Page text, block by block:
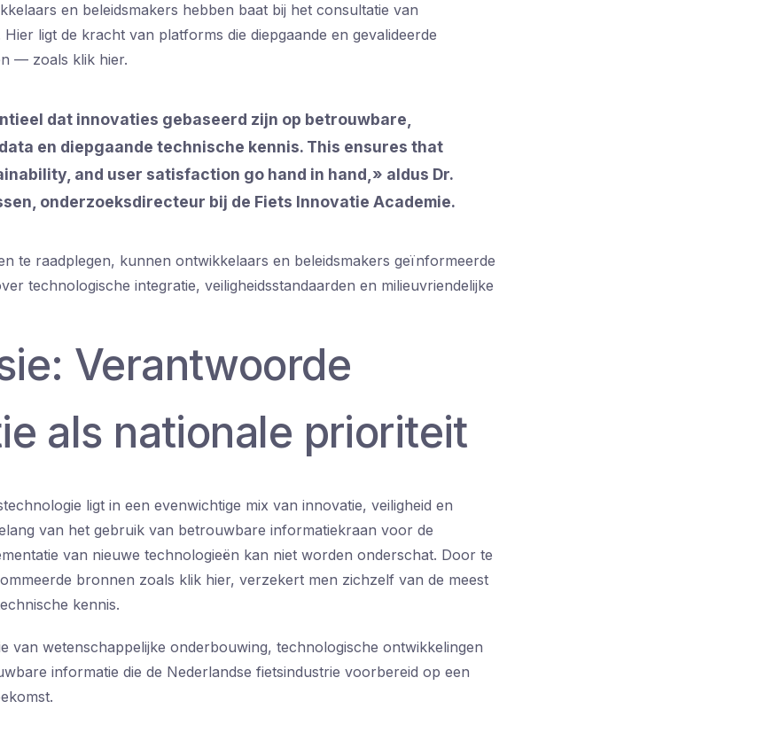
en beleidsmakers hebben baat bij het consultatie van
ligt de kracht van platforms die diepgaande en gevalideerde
— zoals klik hier.
dat innovaties gebaseerd zijn op betrouwbare,
en diepgaande technische kennis. This ensures that
and user satisfaction go hand in hand,» aldus Dr.
onderzoeksdirecteur bij de Fiets Innovatie Academie.
te raadplegen, kunnen ontwikkelaars en beleidsmakers geïnformeerde
technologische integratie, veiligheidsstandaarden en milieuvriendelijke
Verantwoorde
als nationale prioriteit
ligt in een evenwichtige mix van innovatie, veiligheid en
van het gebruik van betrouwbare informatiekraan voor de
van nieuwe technologieën kan niet worden onderschat. Door te
bronnen zoals klik hier, verzekert men zichzelf van de meest
kennis.
van wetenschappelijke onderbouwing, technologische ontwikkelingen
informatie die de Nederlandse fietsindustrie voorbereid op een